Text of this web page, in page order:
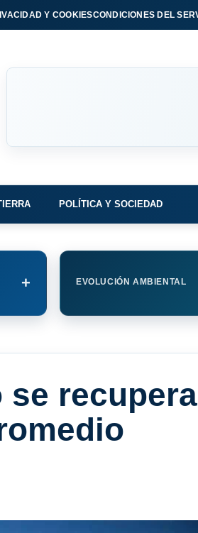
Y COOKIESCONDICIONES DEL
POLÍTICA Y SOCIEDAD
+ EVOLUCIÓN AMBIENTAL
recupera